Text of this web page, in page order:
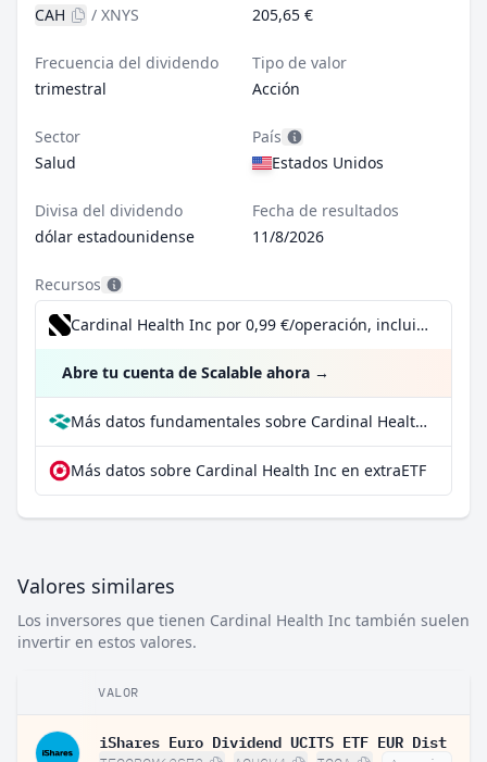
CAH
/ XNYS
205,65 €
Frecuencia del dividendo
trimestral
Tipo de valor
Acción
Sector
Salud
País
Estados Unidos
Divisa del dividendo
dólar estadounidense
Fecha de resultados
11/8/2026
Recursos
Cardinal Health Inc por 0,99 €/operación, incluido el Dividend Reinvestment Plan
Abre tu cuenta de Scalable ahora →
Más datos fundamentales sobre Cardinal Health Inc en Parqet
Más datos sobre Cardinal Health Inc en extraETF
Valores similares
Los inversores que tienen Cardinal Health Inc también suelen
invertir en estos valores.
VALOR
iShares Euro Dividend UCITS ETF EUR Dist